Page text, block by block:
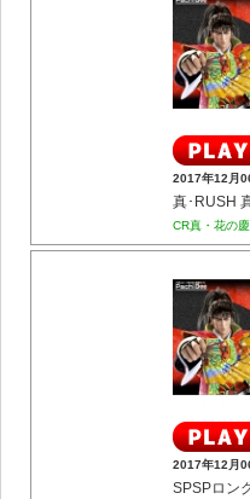
2017年12月
CR真・花の
2017年12月